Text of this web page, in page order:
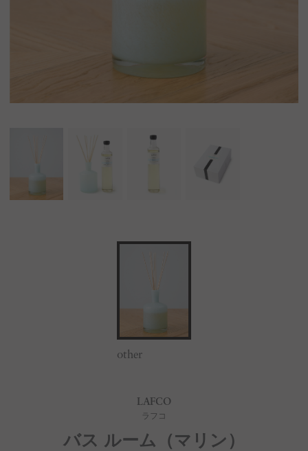
other
LAFCO
ラフコ
バス ルーム（マリン）